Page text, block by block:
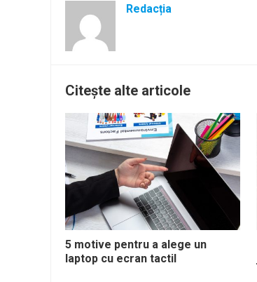
Redacția
Citește alte articole
5 motive pentru a alege un
laptop cu ecran tactil